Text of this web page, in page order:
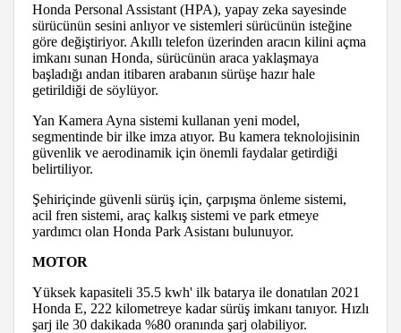
Honda Personal Assistant (HPA), yapay zeka sayesinde
sürücünün sesini anlıyor ve sistemleri sürücünün isteğine
göre değiştiriyor. Akıllı telefon üzerinden aracın kilini açma
imkanı sunan Honda, sürücünün araca yaklaşmaya
başladığı andan itibaren arabanın sürüşe hazır hale
getirildiği de söylüyor.
Yan Kamera Ayna sistemi kullanan yeni model,
segmentinde bir ilke imza atıyor. Bu kamera teknolojisinin
güvenlik ve aerodinamik için önemli faydalar getirdiği
belirtiliyor.
Şehiriçinde güvenli sürüş için, çarpışma önleme sistemi,
acil fren sistemi, araç kalkış sistemi ve park etmeye
yardımcı olan Honda Park Asistanı bulunuyor.
MOTOR
Yüksek kapasiteli 35.5 kwh' ilk batarya ile donatılan 2021
Honda E, 222 kilometreye kadar sürüş imkanı tanıyor. Hızlı
şarj ile 30 dakikada %80 oranında şarj olabiliyor.